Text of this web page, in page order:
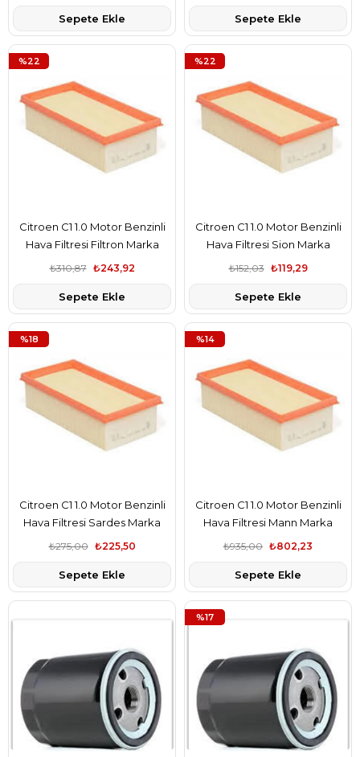
Sepete Ekle Sepete Ekle
Citroen C1 1.0 Motor Benzinli
Hava Filtresi Filtron Marka
1612496780
₺243,92
₺310,87
Sepete Ekle
%22
Citroen C1 1.0 Motor Benzinli
Hava Filtresi Sion Marka
1612496780
₺119,29
₺152,03
Sepete Ekle
%22
Citroen C1 1.0 Motor Benzinli
Hava Filtresi Sardes Marka
1612496780
₺225,50
₺275,00
Sepete Ekle
%18
Citroen C1 1.0 Motor Benzinli
Hava Filtresi Mann Marka
1612496780
₺802,23
₺935,00
Sepete Ekle
%14
%17